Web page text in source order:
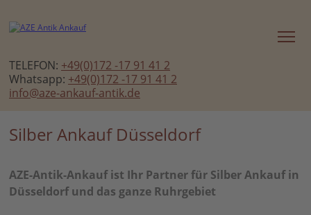
TELEFON: +49(0)172 -17 91 41 2
Whatsapp: +49(0)172 -17 91 41 2
info@aze-ankauf-antik.de
Silber Ankauf Düsseldorf
AZE-Antik-Ankauf ist Ihr Partner für Silber Ankauf in
Düsseldorf und das ganze Ruhrgebiet